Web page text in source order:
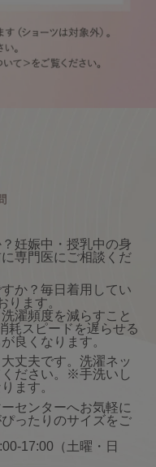
妊娠中・授乳中の身
専門医にご相談くだ
か？毎日着用してい
ります。
濯頻度を減らすこと
耗スピードを遅らせる
良くなります。
丈夫です。洗濯ネッ
ください。※手洗いし
ます。
センターへお気軽に
ったりのサイズをご
17:00（土曜・日